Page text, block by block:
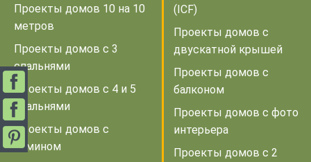
Проекты домов 10 на 10
метров
Проекты домов с 3
спальнями
Проекты домов с 4 и 5
спальнями
Проекты домов с
камином
(ICF)
Проекты домов с
двускатной крышей
Проекты домов с
балконом
Проекты домов с фото
интерьера
Проекты домов с 2